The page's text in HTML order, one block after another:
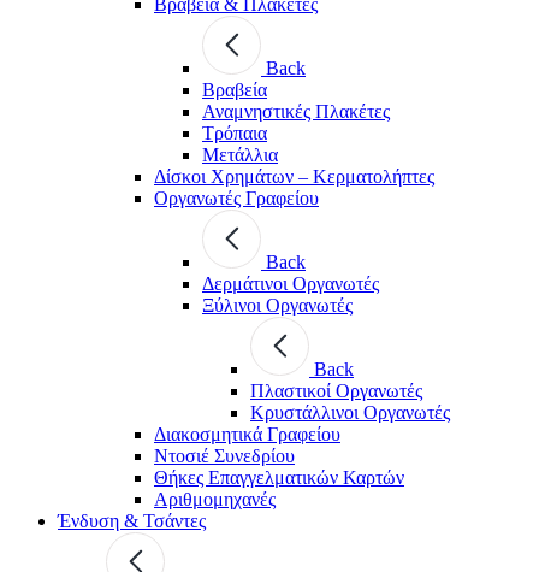
Back
Βραβεία
Αναμνηστικές Πλακέτες
Τρόπαια
Μετάλλια
Δίσκοι Χρημάτων – Κερματολήπτες
Οργανωτές Γραφείου
Back
Δερμάτινοι Οργανωτές
Ξύλινοι Οργανωτές
Back
Πλαστικοί Οργανωτές
Κρυστάλλινοι Οργανωτές
Διακοσμητικά Γραφείου
Ντοσιέ Συνεδρίου
Θήκες Επαγγελματικών Καρτών
Αριθμομηχανές
Ένδυση & Τσάντες